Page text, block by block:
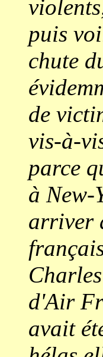
puis
chute
de
vis-à-
parce
à New-
arriver
d'Air
avait